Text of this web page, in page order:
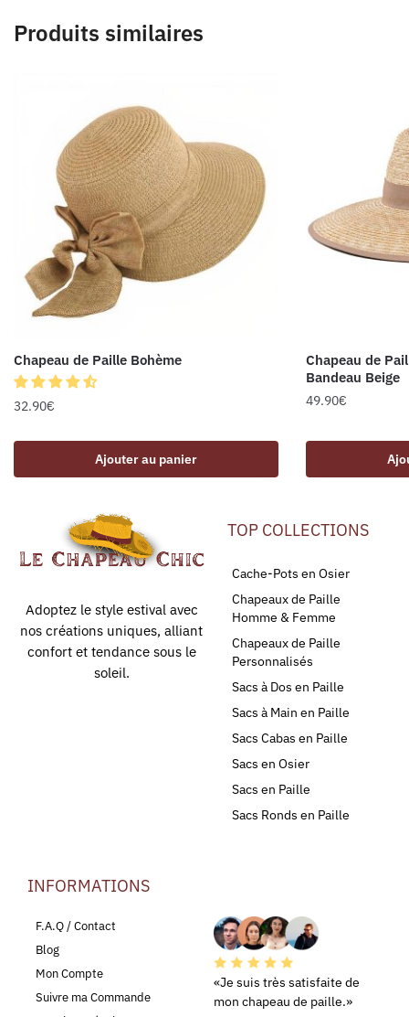
Produits similaires
Chapeau de Paille Bohème
32.90€
Ajouter au panier
Chapeau de
Bandeau Beige
49.90€
Adoptez le style estival avec
nos créations uniques, alliant
confort et tendance sous le
soleil.
TOP COLLECTIONS
Cache-Pots en Osier
Chapeaux de Paille
Homme & Femme
Chapeaux de Paille
Personnalisés
Sacs à Dos en Paille
Sacs à Main en Paille
Sacs Cabas en Paille
Sacs en Osier
Sacs en Paille
Sacs Ronds en Paille
INFORMATIONS
F.A.Q / Contact
Blog
Mon Compte
Suivre ma Commande
«Je suis très satisfaite de
mon chapeau de paille.»